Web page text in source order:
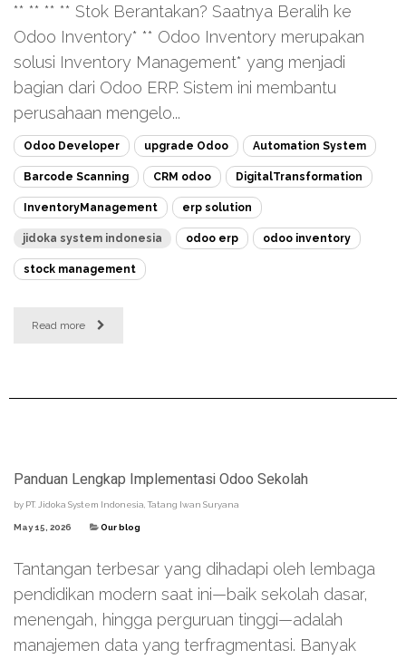
** ** ** ** Stok Berantakan? Saatnya Beralih ke
Odoo Inventory* ** Odoo Inventory merupakan
solusi Inventory Management* yang menjadi
bagian dari Odoo ERP. Sistem ini membantu
perusahaan mengelo...
Odoo Developer upgrade Odoo Automation System
Barcode Scanning CRM odoo DigitalTransformation
InventoryManagement erp solution
jidoka system indonesia odoo erp odoo inventory
stock management
Read more
Panduan Lengkap Implementasi Odoo Sekolah
by PT. Jidoka System Indonesia, Tatang Iwan Suryana
May 15, 2026 Our blog
Tantangan terbesar yang dihadapi oleh lembaga
pendidikan modern saat ini—baik sekolah dasar,
menengah, hingga perguruan tinggi—adalah
manajemen data yang terfragmentasi. Banyak